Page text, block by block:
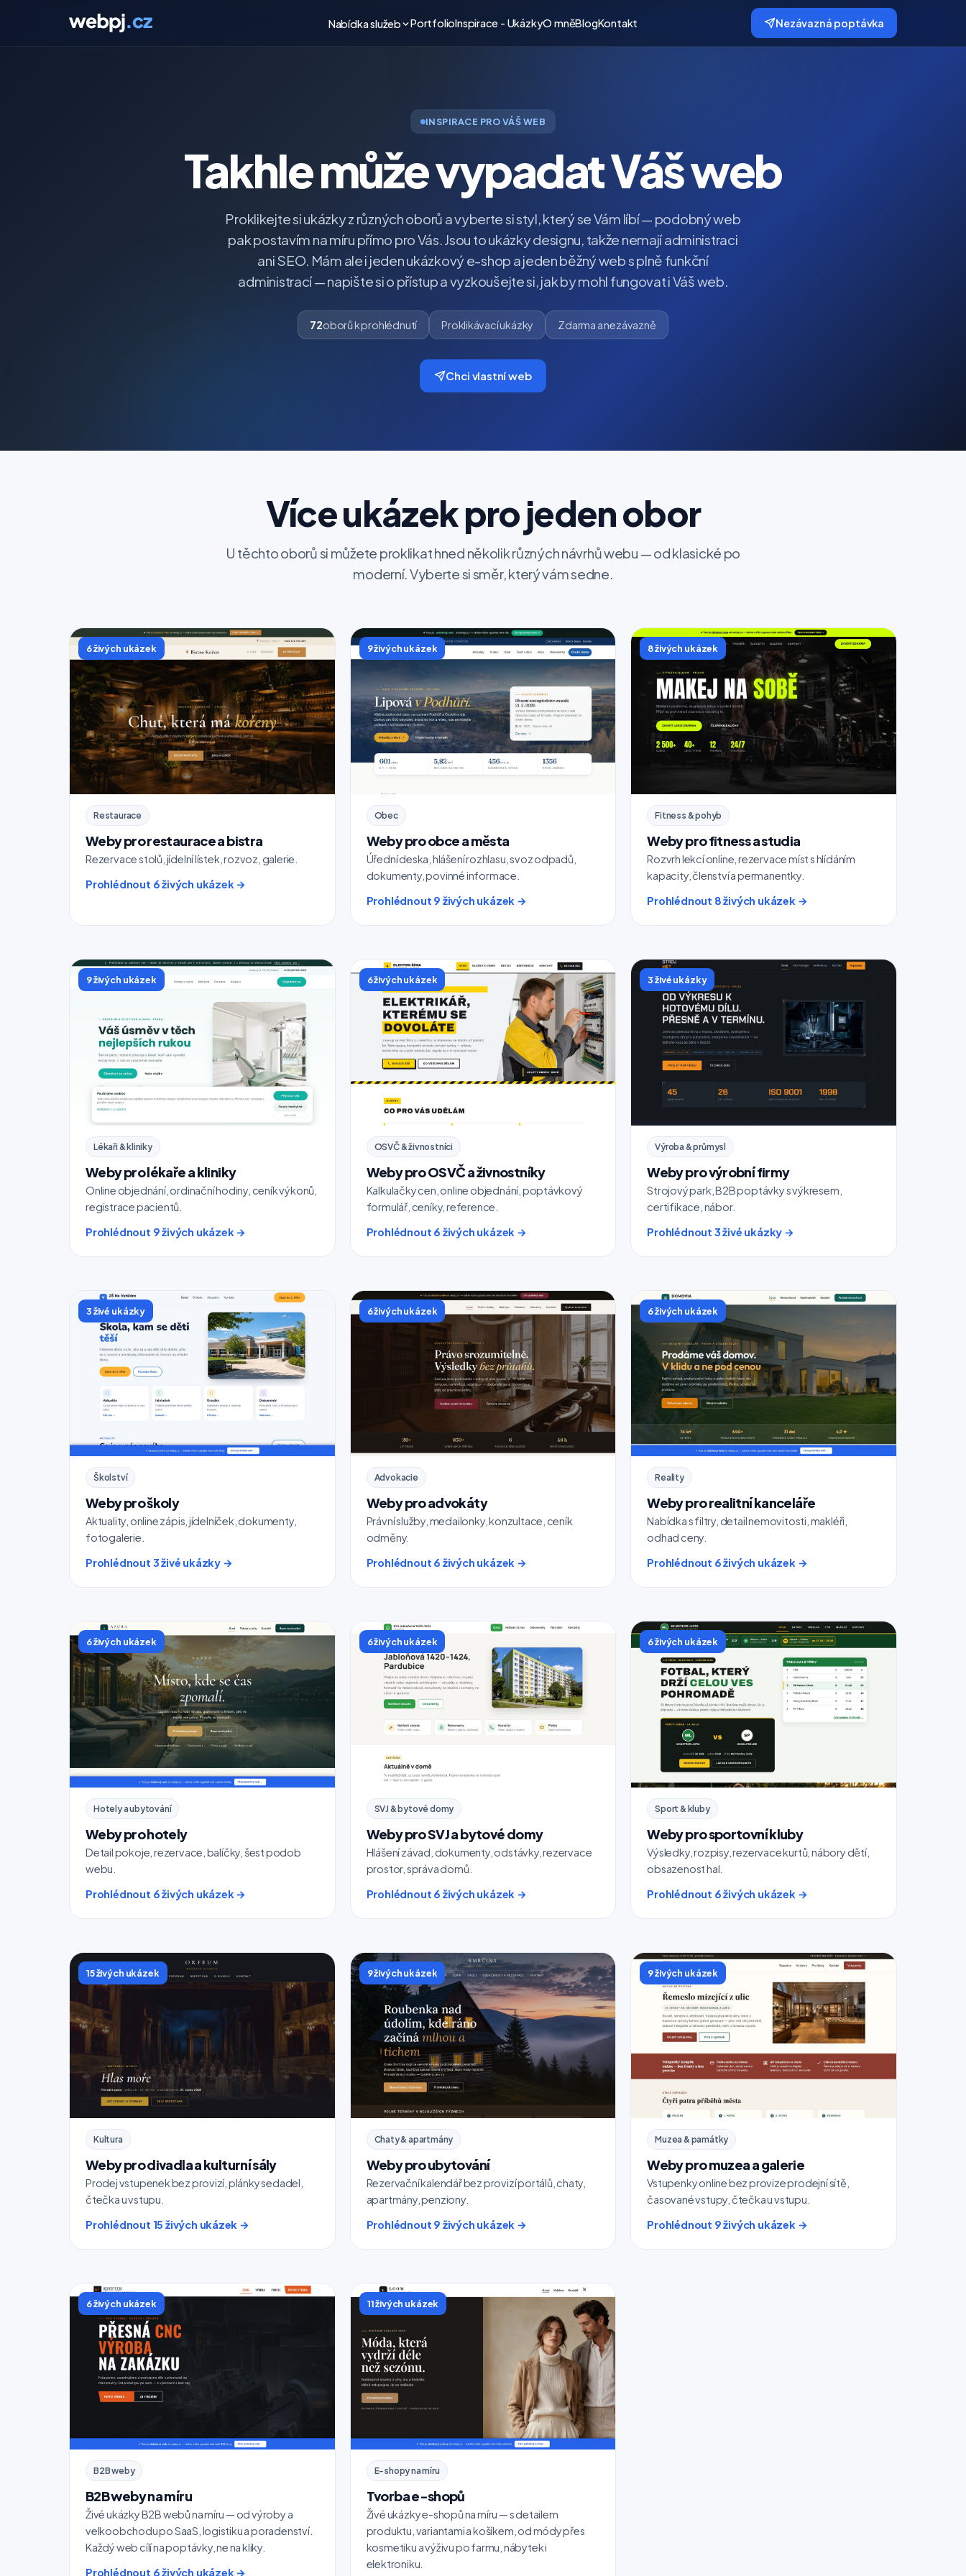
Nabídka služeb PortfolioInspirace - UkázkyO mněBlogKontakt Nezávazná poptávka
INSPIRACE PRO VÁŠ WEB
Takhle může vypadat Váš web
Proklikejte si ukázky z různých oborů a vyberte si styl, který se Vám líbí — podobný web
pak postavím na míru přímo pro Vás. Jsou to ukázky designu, takže nemají administraci
ani SEO. Mám ale i jeden ukázkový e-shop a jeden běžný web s plně funkční
administrací — napište si o přístup a vyzkoušejte si, jak by mohl fungovat i Váš web.
72oborů k prohlédnutí Proklikávací ukázky Zdarma a nezávazně
Chci vlastní web
Více ukázek pro jeden obor
U těchto oborů si můžete proklikat hned několik různých návrhů webu — od klasické po
moderní. Vyberte si směr, který vám sedne.
6 živých ukázek
Restaurace
Weby pro restaurace a bistra
Rezervace stolů, jídelní lístek, rozvoz, galerie.
Prohlédnout 6 živých ukázek →
9 živých ukázek
Obec
Weby pro obce a města
Úřední deska, hlášení rozhlasu, svoz odpadů,
dokumenty, povinné informace.
Prohlédnout 9 živých ukázek →
8 živých ukázek
Fitness & pohyb
Weby pro fitness a studia
Rozvrh lekcí online, rezervace míst s hlídáním
kapacity, členství a permanentky.
Prohlédnout 8 živých ukázek →
9 živých ukázek
Lékaři & kliniky
Weby pro lékaře a kliniky
Online objednání, ordinační hodiny, ceník výkonů,
registrace pacientů.
Prohlédnout 9 živých ukázek →
6 živých ukázek
OSVČ & živnostníci
Weby pro OSVČ a živnostníky
Kalkulačky cen, online objednání, poptávkový
formulář, ceníky, reference.
Prohlédnout 6 živých ukázek →
3 živé ukázky
Výroba & průmysl
Weby pro výrobní firmy
Strojový park, B2B poptávky s výkresem,
certifikace, nábor.
Prohlédnout 3 živé ukázky →
3 živé ukázky
Školství
Weby pro školy
Aktuality, online zápis, jídelníček, dokumenty,
fotogalerie.
Prohlédnout 3 živé ukázky →
6 živých ukázek
Advokacie
Weby pro advokáty
Právní služby, medailonky, konzultace, ceník
odměny.
Prohlédnout 6 živých ukázek →
6 živých ukázek
Reality
Weby pro realitní kanceláře
Nabídka s filtry, detail nemovitosti, makléři,
odhad ceny.
Prohlédnout 6 živých ukázek →
6 živých ukázek
Hotely a ubytování
Weby pro hotely
Detail pokoje, rezervace, balíčky, šest podob
webu.
Prohlédnout 6 živých ukázek →
6 živých ukázek
SVJ & bytové domy
Weby pro SVJ a bytové domy
Hlášení závad, dokumenty, odstávky, rezervace
prostor, správa domů.
Prohlédnout 6 živých ukázek →
6 živých ukázek
Sport & kluby
Weby pro sportovní kluby
Výsledky, rozpisy, rezervace kurtů, nábory dětí,
obsazenost hal.
Prohlédnout 6 živých ukázek →
15 živých ukázek
Kultura
Weby pro divadla a kulturní sály
Prodej vstupenek bez provizí, plánky sedadel,
čtečka u vstupu.
Prohlédnout 15 živých ukázek →
9 živých ukázek
Chaty & apartmány
Weby pro ubytování
Rezervační kalendář bez provizí portálů, chaty,
apartmány, penziony.
Prohlédnout 9 živých ukázek →
9 živých ukázek
Muzea & památky
Weby pro muzea a galerie
Vstupenky online bez provize prodejní sítě,
časované vstupy, čtečka u vstupu.
Prohlédnout 9 živých ukázek →
6 živých ukázek
B2B weby
B2B weby na míru
Živé ukázky B2B webů na míru — od výroby a
velkoobchodu po SaaS, logistiku a poradenství.
Každý web cílí na poptávky, ne na kliky.
Prohlédnout 6 živých ukázek →
11 živých ukázek
E-shopy na míru
Tvorba e-shopů
Živé ukázky e-shopů na míru — s detailem
produktu, variantami a košíkem, od módy přes
kosmetiku a výživu po farmu, nábytek i
elektroniku.